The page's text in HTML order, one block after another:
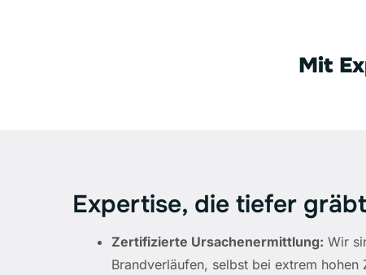
Mit
Expertise, die tiefer gräbt
Zertifizierte Ursachenermittlung: Wir
Brandverläufen, selbst bei extrem hohen